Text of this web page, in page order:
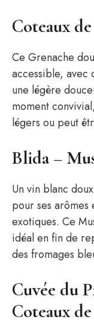
Coteaux
Ce Grenache
accessible, avec
une légère
moment
légers ou peut
Blida –
Un vin blanc
pour ses arômes
exotiques. Ce
idéal en fin de
des fromages
Cuvée du
Coteaux